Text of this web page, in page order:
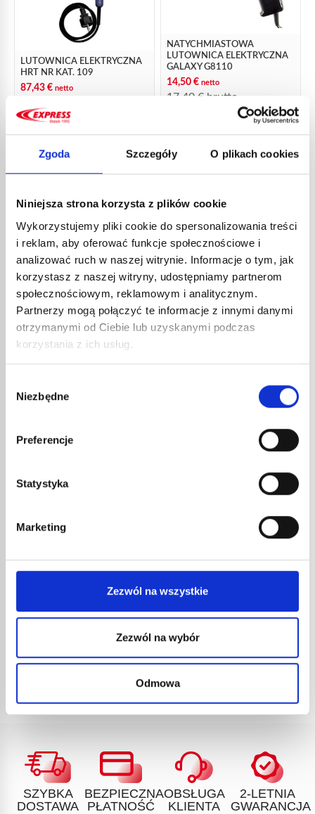
Zgoda Szczegóły O plikach cookies
Niniejsza strona korzysta z plików cookie
Wykorzystujemy pliki cookie do spersonalizowania treści
i reklam, aby oferować funkcje społecznościowe i
analizować ruch w naszej witrynie. Informacje o tym, jak
korzystasz z naszej witryny, udostępniamy partnerom
społecznościowym, reklamowym i analitycznym.
Partnerzy mogą połączyć te informacje z innymi danymi
otrzymanymi od Ciebie lub uzyskanymi podczas
korzystania z ich usług.
zgody
Niezbędne
Preferencje
Statystyka
Marketing
Zezwól na wszystkie
Zezwól na wybór
Odmowa
LUTOWNICA ELEKTRYCZNA
HRT NR KAT. 109
87,43 € netto
nr kat.:109
ZOBACZ SZCZEGÓŁY
NATYCHMIASTOWA
LUTOWNICA ELEKTRYCZNA
GALAXY G8110
14,50 € netto
17,40 € brutto
ZOBACZ SZCZEGÓŁY
LUTOWNICA ELEKTRYCZNA
TEMPO 25 W
34,85 € netto
41,82€brutto
nr kat.:29
LUTOWNICA ELEKTRYCZNA
TEMPO 35 W NR KAT. 393
47,32€ netto
nr kat.:393
TEMPO 45 W NR KAT. 49
37,34€
ZOBACZ SZCZEGÓŁY
SZYBKA
DOSTAWA
BEZPIECZNA
PŁATNOŚĆ
OBSŁUGA
KLIENTA
2-LETNIA
GWARANCJA